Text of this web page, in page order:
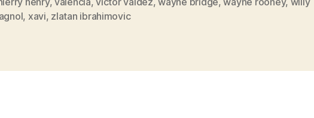
, xavi, zlatan ibrahimovic